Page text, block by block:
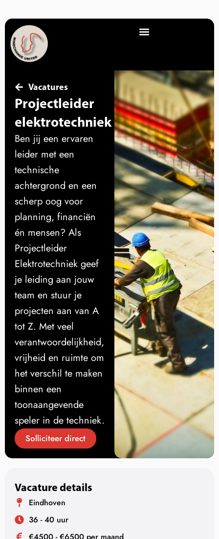
Vacatures
Projectleider
elektrotechniek
Ben jij een ervaren
leider met een
technische
achtergrond en een
scherp oog voor
planning, financiën
én mensen? Als
Projectleider
Elektrotechniek geef
je leiding aan jouw
team en stuur je
projecten aan van A
tot Z. Met veel
verantwoordelijkheid,
vrijheid en ruimte om
het verschil te maken
binnen een
toonaangevende
speler in de techniek.
Solliciteer direct
Vacature details
Eindhoven
36 - 40 uur